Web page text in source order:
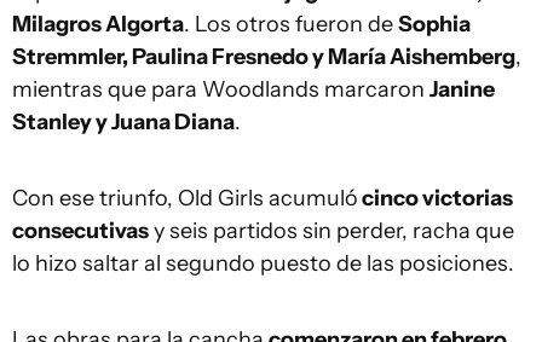
Milagros Algorta. Los otros fueron deSophia
Stremmler, Paulina Fresnedo y María Aishemberg,
mientras que para Woodlands marcaron Janine
Stanley y Juana Diana.
Con ese triunfo, Old Girls acumulócinco victorias
consecutivasy seis partidos sin perder, racha que
lo hizo saltar al segundo puesto de las posiciones.